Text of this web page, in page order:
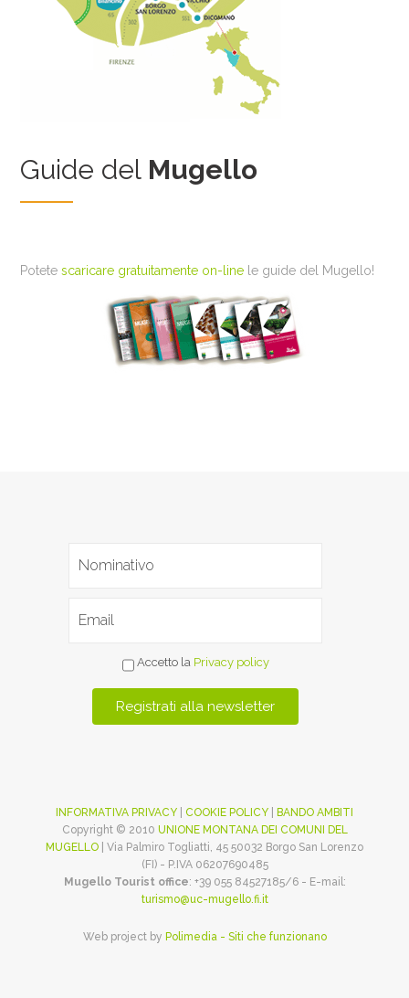
Guide del Mugello
Potetescaricare gratuitamente on-line le guide del Mugello!
Accetto la Privacy policy
INFORMATIVA PRIVACY COOKIE POLICY
BANDO AMBITI
Copyright © 2010 UNIONE MONTANA DEI COMUNI DEL
MUGELLO | Via Palmiro Togliatti, 45 50032 Borgo San Lorenzo
(FI) - P.IVA 06207690485
Mugello Tourist office: +39 055 84527185/6 - E-mail:
turismo@uc-mugello.fi.it
Web project by Polimedia - Siti che funzionano